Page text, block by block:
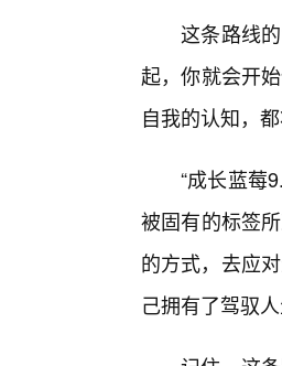
这条路线
起，你就会开
自我的认知，
“成长蓝莓
被固有的标签
的方式，去应
己拥有了驾驭